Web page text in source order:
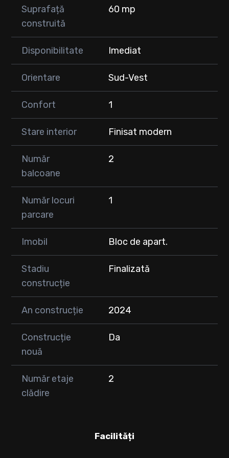
Suprafață
construită
60 mp
Disponibilitate Imediat
Orientare Sud-Vest
Confort 1
Stare interior Finisat modern
Număr
balcoane
2
Număr locuri
parcare
1
Imobil Bloc de apart.
Stadiu
construcție
Finalizată
An construcție 2024
Construcție
nouă
Da
Număr etaje
clădire
2
Facilități